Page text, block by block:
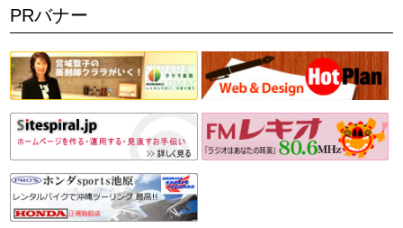
PRバナー